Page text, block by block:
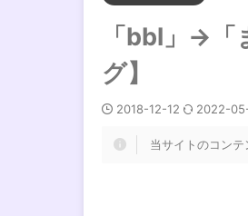
「bbl」→「
グ】
2018-12-12 2022-
当サイトのコン